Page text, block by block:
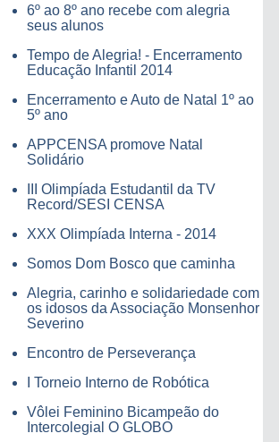
6º ao 8º ano recebe com alegria
seus alunos
Tempo de Alegria! - Encerramento
Educação Infantil 2014
Encerramento e Auto de Natal 1º ao
5º ano
APPCENSA promove Natal
Solidário
III Olimpíada Estudantil da TV
Record/SESI CENSA
XXX Olimpíada Interna - 2014
Somos Dom Bosco que caminha
Alegria, carinho e solidariedade com
os idosos da Associação Monsenhor
Severino
Encontro de Perseverança
I Torneio Interno de Robótica
Vôlei Feminino Bicampeão do
Intercolegial O GLOBO